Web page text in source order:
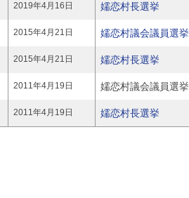
2019年4月16日 嬬恋村長選挙
2015年4月21日 嬬恋村議会議員選挙
2015年4月21日 嬬恋村長選挙
2011年4月19日 嬬恋村議会議員選挙
2011年4月19日 嬬恋村長選挙